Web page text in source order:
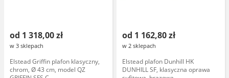
od 1 318,00 zł
w 3 sklepach
Elstead Griffin plafon klasyczny,
chrom, Ø 43 cm, model QZ
od 1 162,80 zł
w 2 sklepach
Elstead plafon Dunhill HK
DUNHILL SF, klasyczna oprawa